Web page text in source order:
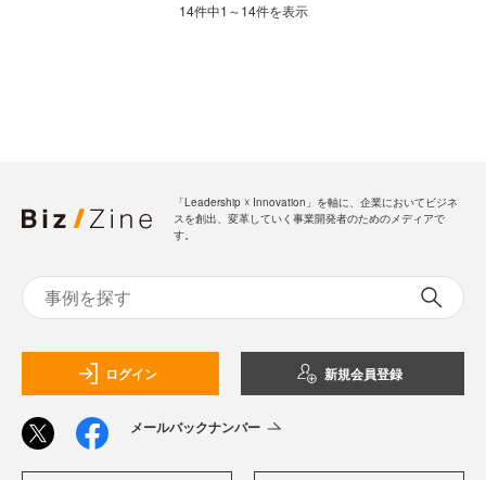
14件中1～14件を表示
「Leadership ☓ Innovation」を軸に、企業においてビジネ
スを創出、変革していく事業開発者のためのメディアで
す。
ログイン 新規会員登録
メールバックナンバー